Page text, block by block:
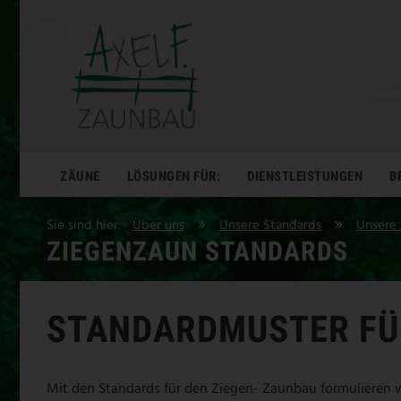
ZÄUNE LÖSUNGEN FÜR: DIENSTLEISTUNGEN
Sie sind hier: Über uns Unsere Standards
ZIEGENZAUN STANDARDS
STANDARDMUSTER
Mit den Standards für den Ziegen- Zaunbau formulieren